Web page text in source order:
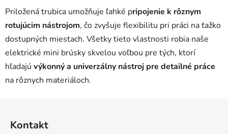
ý
p
i
s
u
Priložená trubica umožňuje ľahké pripojenie k rôznym
rotujúcim nástrojom, čo zvyšuje flexibilitu pri práci na ťažko
dostupných miestach. Všetky tieto vlastnosti robia naše
elektrické mini brúsky skvelou voľbou pre tých, ktorí
hľadajú výkonný a univerzálny nástroj pre detailné práce
na rôznych materiáloch.
Kontakt